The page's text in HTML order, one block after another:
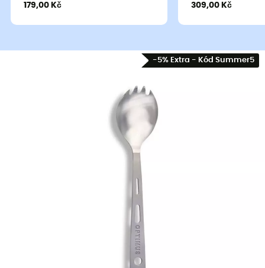
179,00 Kč 309,00 Kč
-5% Extra - Kód Summer5